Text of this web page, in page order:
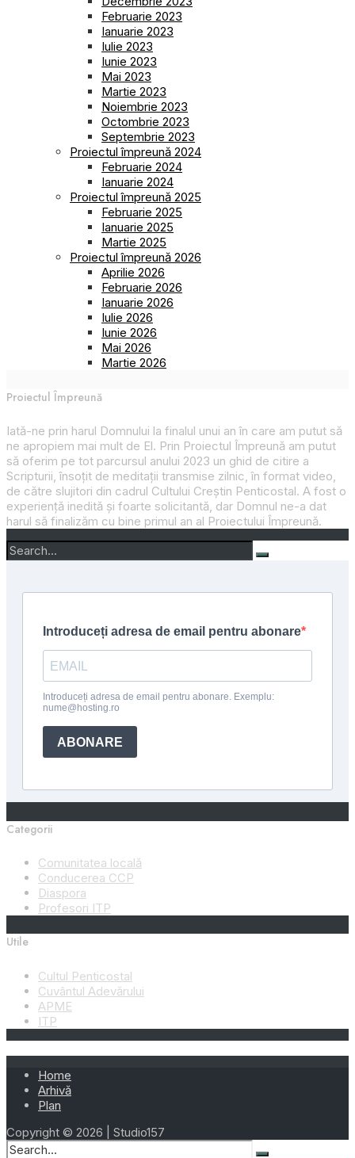
Februarie 2023
Ianuarie 2023
Iulie 2023
Iunie 2023
Mai 2023
Martie 2023
Noiembrie 2023
Octombrie 2023
Septembrie 2023
Proiectul împreună 2024
Februarie 2024
Ianuarie 2024
Proiectul împreună 2025
Februarie 2025
Ianuarie 2025
Martie 2025
Proiectul împreună 2026
Aprilie 2026
Februarie 2026
Ianuarie 2026
Iulie 2026
Iunie 2026
Mai 2026
Martie 2026
Proiectul Împreună
Iată-ne prin harul Domnului la finalul unui an în care am putut să
ne apropiem mai mult de El. Prin Proiectul Împreună am putut
să oferim pe tot parcursul anului 2023 un ghid de citire a
Scripturii, însoțit de meditații transmise zilnic, în format video,
de către slujitori din cadrul Cultului Creștin Penticostal. A fost o
experiență inedită și foarte solicitantă, dar Domnul ne-a dat
harul să finalizăm cu bine primul an al Proiectului Împreună.
Categorii
Comunitatea locală
Conducerea CCP
Diaspora
Profesori ITP
Utile
Cultul Penticostal
Cuvântul Adevărului
APME
ITP
Home
Arhivă
Plan
Copyright © 2026 | Studio157